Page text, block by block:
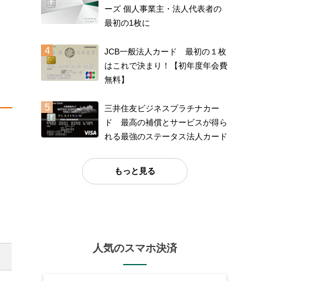
ーズ 個人事業主・法人代表者の
最初の1枚に
JCB一般法人カード 最初の１枚
はこれで決まり！【初年度年会費
無料】
三井住友ビジネスプラチナカー
ド 最高の補償とサービスが得ら
れる最強のステータス法人カード
もっと見る
人気のスマホ決済